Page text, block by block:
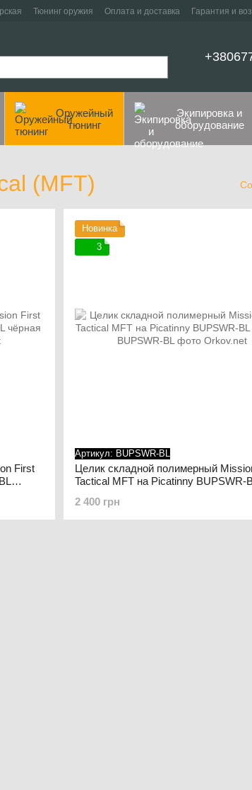
Тюнинг оружия Оплата и доставка
Гарантия и
Оружейный
тюнинг
Экипировка и
оборудование
(MFT)
First
Новинка
3
Артикул: BUPSWR-BL
Целик складной полимерный
Tactical MFT на Picatinny BUPSWR-
2 400 грн